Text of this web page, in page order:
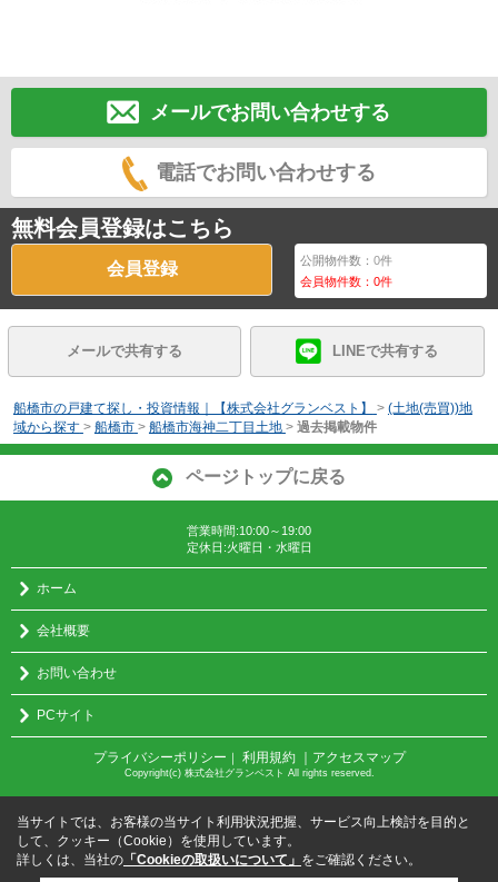
メールでお問い合わせする
電話でお問い合わせする
無料会員登録はこちら
会員登録 公開物件数：0件
会員物件数：0件
メールで共有する LINEで共有する
船橋市の戸建て探し・投資情報｜【株式会社グランベスト】 > (土地(売買))地
域から探す > 船橋市 > 船橋市海神二丁目土地 > 過去掲載物件
ページトップに戻る
営業時間:10:00～19:00
定休日:火曜日・水曜日
ホーム
会社概要
お問い合わせ
PCサイト
プライバシーポリシー ｜ 利用規約 ｜アクセスマップ
Copyright(c) 株式会社グランベスト All rights reserved.
当サイトでは、お客様の当サイト利用状況把握、サービス向上検討を目的と
して、クッキー（Cookie）を使用しています。
詳しくは、当社の 「Cookieの取扱いについて」 をご確認ください。